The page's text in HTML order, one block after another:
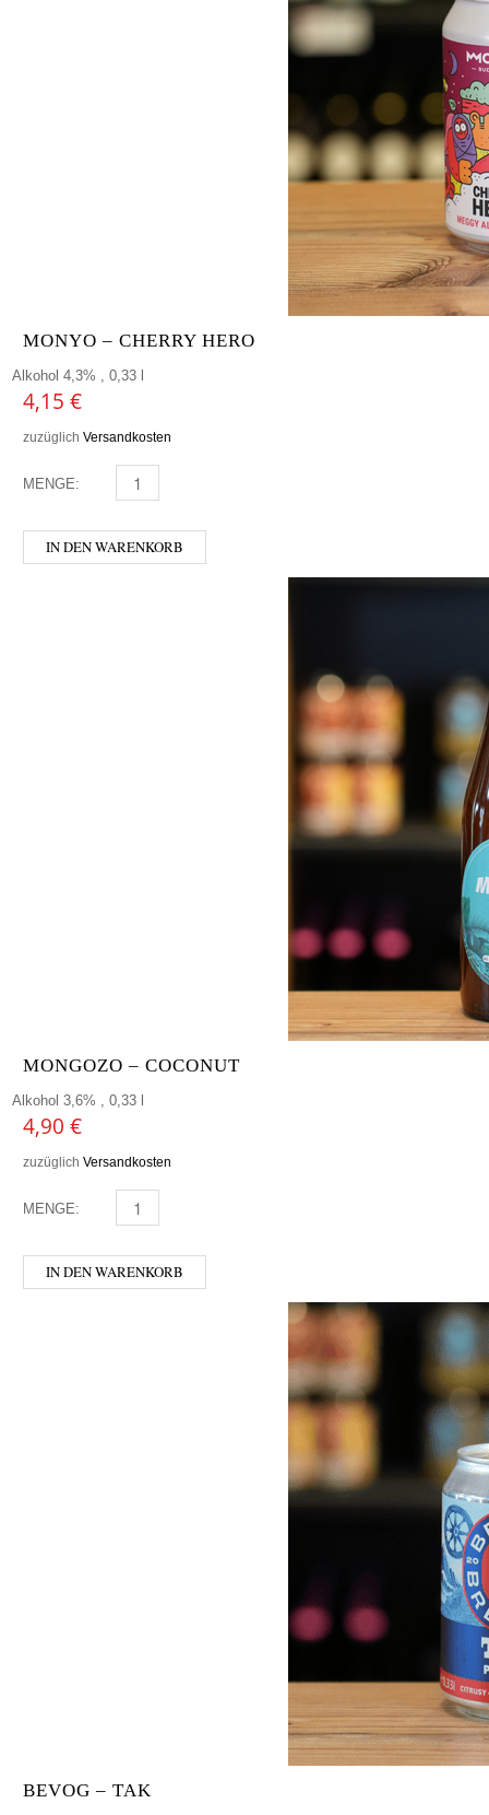
MONYO – CHERRY HERO
Alkohol 4,3% , 0,33 l
4,15 €
zuzüglich Versandkosten
MENGE: MONYO - CHERRY HERO MENGE
IN DEN WARENKORB
MONGOZO – COCONUT
Alkohol 3,6% , 0,33 l
4,90 €
zuzüglich Versandkosten
MENGE: MONGOZO - COCONUT MENGE
IN DEN WARENKORB
BEVOG – TAK